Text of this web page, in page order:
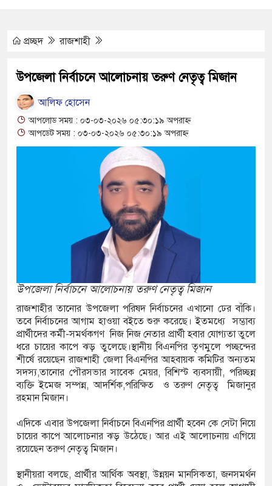
ভারতীয়
কোটি
বড় জয়
মিরাজের
প্রচ্ছদ রাজশাহী
উপজেলা নির্বাচনে আলোচনায় তরুণ নেতৃত্ব মিজান
আলিফ হোসেন
আপলোড সময় : ০৩-০৩-২০২৬ ০৫:৩০:১৯ অপরাহ্ন
আপডেট সময় : ০৩-০৩-২০২৬ ০৫:৩০:১৯ অপরাহ্ন
উপজেলা নির্বাচনে আলোচনায় তরুণ নেতৃত্ব মিজান
রাজশাহীর তানোর উপজেলা পরিষদ নির্বাচনের এখানো ঢের বাঁকি।
তবে নির্বাচনের আগাম হাওয়া বইতে শুরু করেছে। ইতমধ্যে সম্ভাব্য
প্রার্থীদের কর্মী-সমর্থকগণ নিজ নিজ নেতার প্রার্থী হবার যোগ্যতা তুলে
ধরে চায়ের কাপে ঝড় তুলেছে।স্থানীয় বিএনপির তৃণমুলে পচ্ছন্দের
শীর্ষে রয়েছেন রাজশাহী জেলা বিএনপির আহবায়ক কমিটির অন্যতম
সদস্য,তানোর পৌরসভার সাবেক মেয়র, বিশিস্ট ব্যবসায়ী, পরিচ্ছন্ন
ব্যক্তি ইমেজ সম্পন্ন, আদর্শিক,পরিক্ষিত ও তরুণ নেতৃত্ব মিজানুর
রহমান মিজান।
এদিকে এবার উপজেলা নির্বাচনে বিএনপির প্রার্থী হবেন কে সেটা নিয়ে
চায়ের কাপে আলোচনার ঝড় উঠেছে। আর এই আলোচনায় এগিয়ে
রয়েছেন তরুণ নেতৃত্ব মিজান।
স্থানীয়রা বলছে, প্রার্থীর আর্থিক অবস্থা, উন্নয়ন মানসিকতা, জনসমর্থন